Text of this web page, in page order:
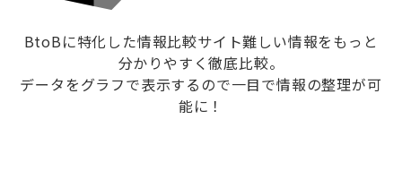
BtoBに特化した情報比較サイト難しい情報をもっと
分かりやすく徹底比較。
データをグラフで表示するので一目で情報の整理が可
能に！